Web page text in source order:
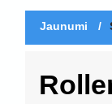
Jaunumi /